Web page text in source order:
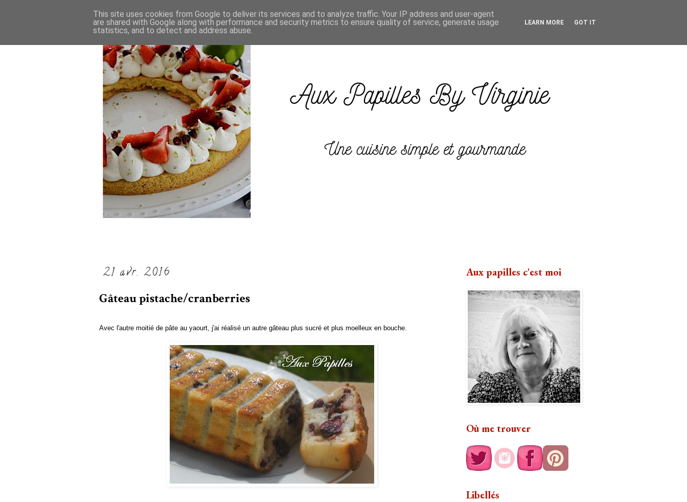
21 avr. 2016
Gâteau pistache/cranberries
Avec l'autre moitié de pâte au yaourt, j'ai réalisé un autre gâteau plus sucré et plus moelleux en bouche.
Aux papilles c'est moi
Où me trouver
Libellés
This site uses cookies from Google to deliver its services and to analyze traffic. Your IP address and user-agent
are shared with Google along with performance and security metrics to ensure quality of service, generate usage
statistics, and to detect and address abuse.
LEARN MORE GOT IT